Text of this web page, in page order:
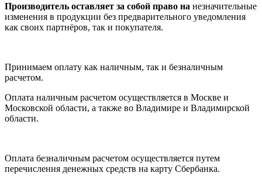
Производитель оставляет за собой право на незначительные
изменения в продукции без предварительного уведомления
как своих партнёров, так и покупателя.
Принимаем оплату как наличным, так и безналичным
расчетом.
Оплата наличным расчетом осуществляется в Москве и
Московской области, а также во Владимире и Владимирской
области.
Оплата безналичным расчетом осуществляется путем
перечисления денежных средств на карту Сбербанка.